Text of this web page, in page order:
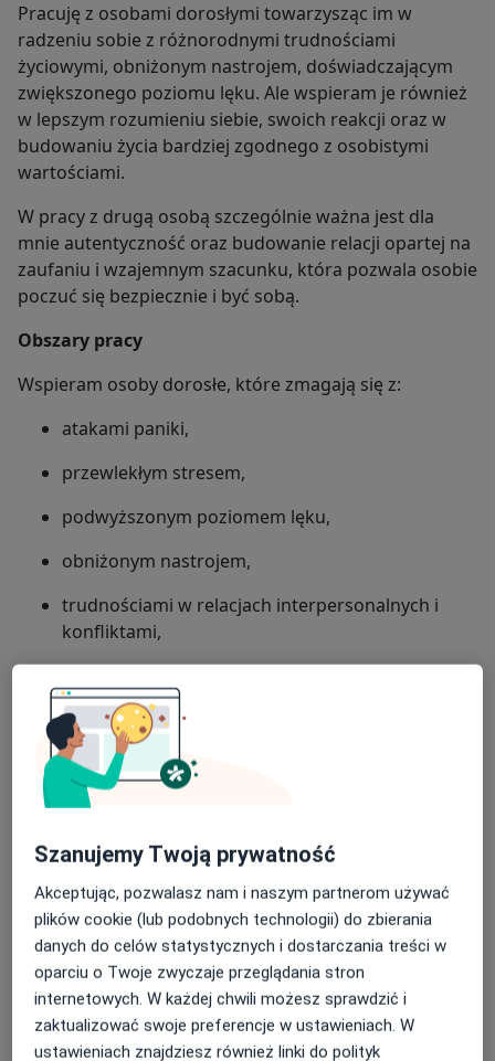
Pracuję z osobami dorosłymi towarzysząc im w
radzeniu sobie z różnorodnymi trudnościami
życiowymi, obniżonym nastrojem, doświadczającym
zwiększonego poziomu lęku. Ale wspieram je również
w lepszym rozumieniu siebie, swoich reakcji oraz w
budowaniu życia bardziej zgodnego z osobistymi
wartościami.
W pracy z drugą osobą szczególnie ważna jest dla
mnie autentyczność oraz budowanie relacji opartej na
zaufaniu i wzajemnym szacunku, która pozwala osobie
poczuć się bezpiecznie i być sobą.
Obszary pracy
Wspieram osoby dorosłe, które zmagają się z:
atakami paniki,
przewlekłym stresem,
podwyższonym poziomem lęku,
obniżonym nastrojem,
trudnościami w relacjach interpersonalnych i
konfliktami,
kierunku,
poczuciem samotności i izolacji społecznej.
Wykształcenie i doświadczenie
Tytuł magistry psychologii (na specjalności psychologii
klinicznej dzieci i dorosłych) zdobyłam na
Doświadczenie zdobywałam m.in.:
w Szpitalu Psychiatrycznym w Gnieźnie na
oddziale uzależnień – prowadziłam rozmowy
wspierające, wstępne wywiady oraz warsztaty dla
pacjentów oddziału uzależnień,
w Domu Pomocy Społecznej w Poznaniu –
Szanujemy Twoją prywatność
Akceptując, pozwalasz nam i naszym partnerom używać
plików cookie (lub podobnych technologii) do zbierania
danych do celów statystycznych i dostarczania treści w
oparciu o Twoje zwyczaje przeglądania stron
internetowych. W każdej chwili możesz sprawdzić i
zaktualizować swoje preferencje w ustawieniach. W
ustawieniach znajdziesz również linki do polityk